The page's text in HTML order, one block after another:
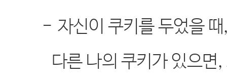
- 자신이 쿠키를 두었을 때
다른 나의 쿠키가 있으면,